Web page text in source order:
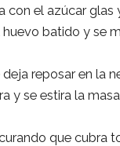
con el azúcar glas
batido y se
reposar en la
y se estira la
que cubra